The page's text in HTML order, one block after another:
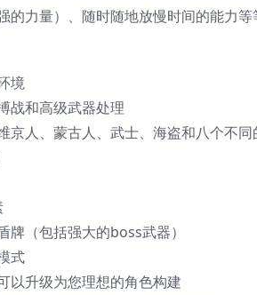
力量）、随时随地放慢时间的能力等
境
战和高级武器处理
京人、蒙古人、武士、海盗和八个不同
牌（包括强大的boss武器）
式
以升级为您理想的角色构建